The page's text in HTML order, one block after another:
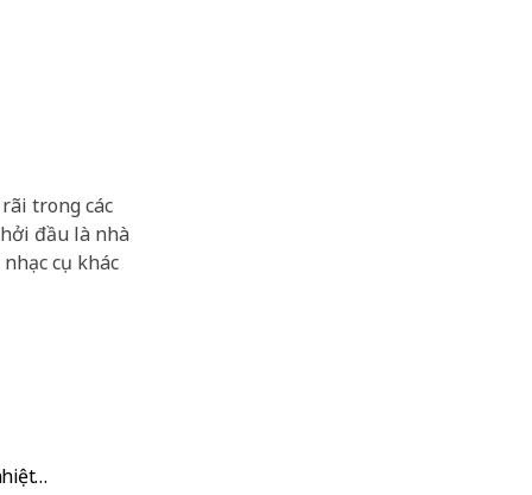
trong các
đầu là nhà
cụ khác